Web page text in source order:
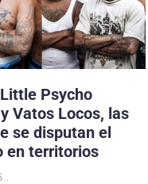
Psycho
Vatos Locos, las
se disputan el
en territorios